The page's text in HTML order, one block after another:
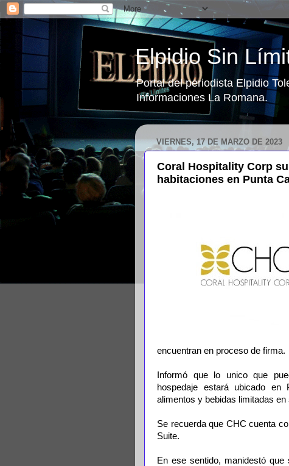
Elpidio Sin
Portal del periodista Elpidio
Informaciones La Romana.
VIERNES, 17 DE MARZO DE 2023
Coral Hospitality Corp
habitaciones en Punta
encuentran en proceso de firma.
Informó que lo unico que
hospedaje estará ubicado
alimentos y bebidas limitadas en
Se recuerda que CHC cuenta
Suite.
En ese sentido, manidestó